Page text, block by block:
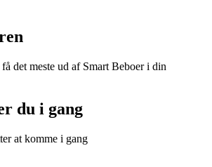
det meste ud af Smart Beboer i din
du i gang
at komme i gang